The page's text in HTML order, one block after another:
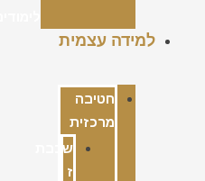
למידה עצמית
חטיבה
מרכזית
שכבת
ז